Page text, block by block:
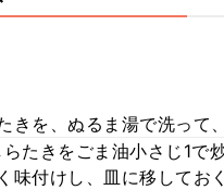
きを、ぬるま湯で洗って
らたきをごま油小さじ1で
味付けし、皿に移しておく